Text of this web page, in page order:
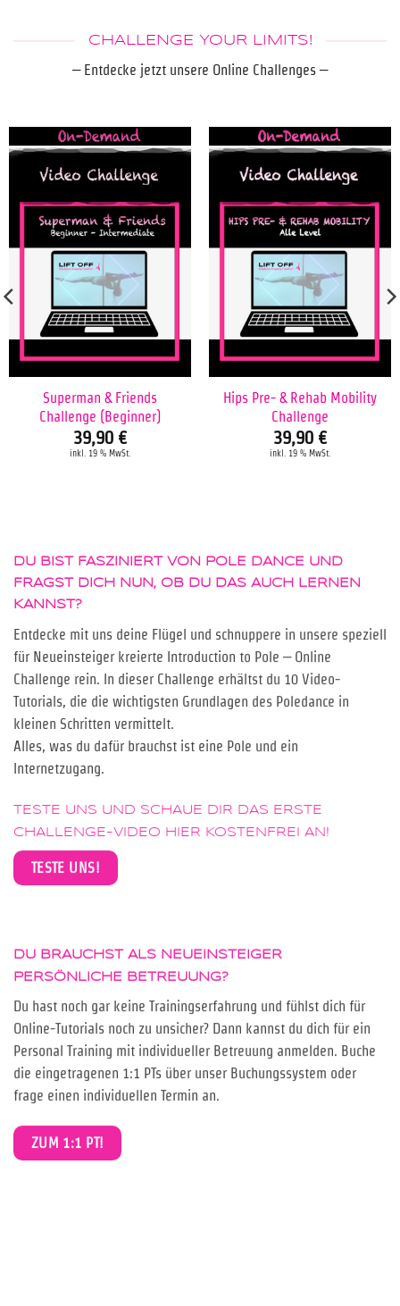
CHALLENGE YOUR LIMITS!
– Entdecke jetzt unsere Online Challenges –
Superman & Friends
Challenge (Beginner)
39,90 €
inkl. 19 % MwSt.
Hips Pre- & Rehab Mobility
Challenge
39,90 €
inkl. 19 % MwSt.
DU BIST FASZINIERT VON POLE DANCE UND
FRAGST DICH NUN, OB DU DAS AUCH LERNEN
KANNST?
Entdecke mit uns deine Flügel und schnuppere in unsere speziell
für Neueinsteiger kreierte Introduction to Pole – Online
Challenge rein. In dieser Challenge erhältst du 10 Video-
Tutorials, die die wichtigsten Grundlagen des Poledance in
kleinen Schritten vermittelt.
Alles, was du dafür brauchst ist eine Pole und ein
Internetzugang.
TESTE UNS UND SCHAUE DIR DAS ERSTE
CHALLENGE-VIDEO HIER KOSTENFREI AN!
TESTE UNS!
DU BRAUCHST ALS NEUEINSTEIGER
PERSÖNLICHE BETREUUNG?
Du hast noch gar keine Trainingserfahrung und fühlst dich für
Online-Tutorials noch zu unsicher? Dann kannst du dich für ein
Personal Training mit individueller Betreuung anmelden. Buche
die eingetragenen 1:1 PTs über unser Buchungssystem oder
frage einen individuellen Termin an.
ZUM 1:1 PT!